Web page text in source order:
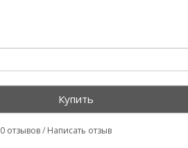
Купить
0 отзывов/ Написать отзыв